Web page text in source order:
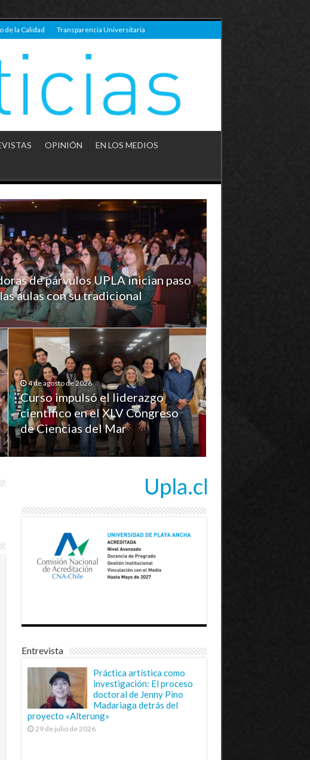
de la Calidad Transparencia Universitaria
OPINIÓN EN LOS MEDIOS
de párvulos UPLA inician paso
aulas con su tradicional
4 de agosto de 2026
Curso impulsó el liderazgo
científico en el XLV Congreso
de Ciencias del Mar
Entrevista
Práctica artística como
investigación: El proceso
doctoral de Jenny Pino
Madariaga detrás del
proyecto «Alterung»
29 de julio de 2026